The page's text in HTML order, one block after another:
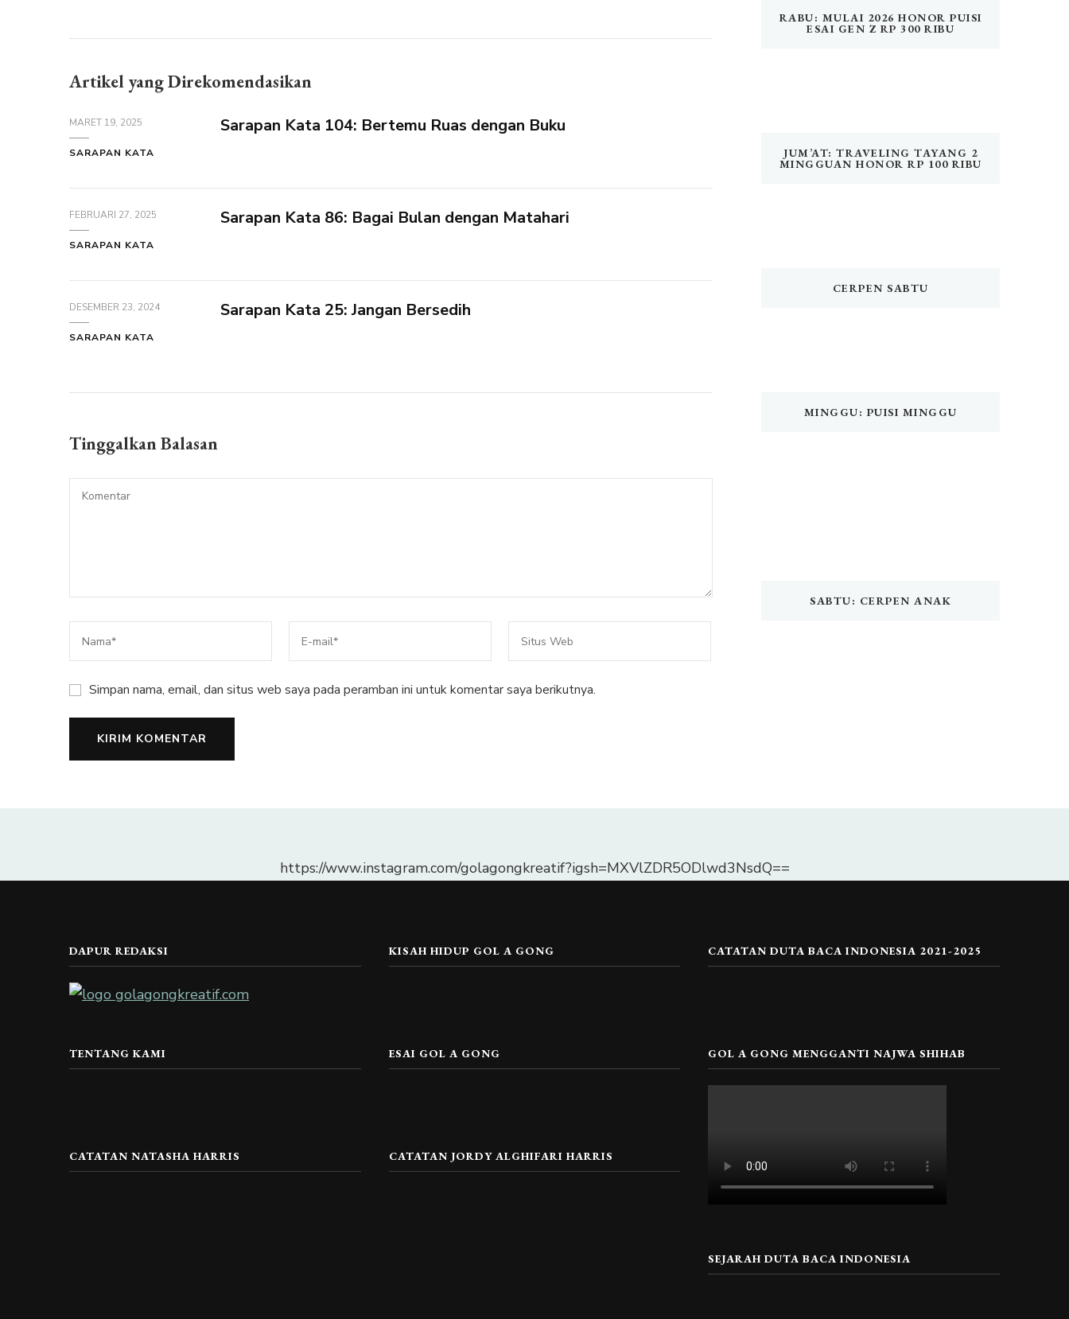
Artikel yang Direkomendasikan
MARET 19, 2025
SARAPAN KATA
Sarapan Kata 104: Bertemu Ruas dengan Buku
FEBRUARI 27, 2025
SARAPAN KATA
Sarapan Kata 86: Bagai Bulan dengan Matahari
DESEMBER 23, 2024
SARAPAN KATA
Sarapan Kata 25: Jangan Bersedih
Tinggalkan Balasan
Simpan nama, email, dan situs web saya pada peramban ini untuk komentar saya berikutnya.
RABU: MULAI 2026 HONOR PUISI
ESAI GEN Z RP 300 RIBU
JUM’AT: TRAVELING TAYANG 2
MINGGUAN HONOR RP 100 RIBU
CERPEN SABTU
MINGGU: PUISI MINGGU
SABTU: CERPEN ANAK
https://www.instagram.com/golagongkreatif?igsh=MXVlZDR5ODlwd3NsdQ==
DAPUR REDAKSI
TENTANG KAMI
CATATAN NATASHA HARRIS
KISAH HIDUP GOL A GONG
ESAI GOL A GONG
CATATAN JORDY ALGHIFARI HARRIS
CATATAN DUTA BACA INDONESIA 2021-2025
GOL A GONG MENGGANTI NAJWA SHIHAB
SEJARAH DUTA BACA INDONESIA